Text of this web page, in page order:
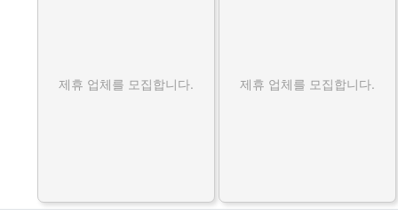
제휴 업체를 모집합니다. 제휴 업체를 모집합니다.